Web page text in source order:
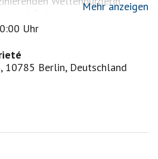
und Swing, interessanten und
– und natürlich, wie kann es
mit hervorragender
Pause
seatmap?
Mehr anzeigen
Uhr
10785 Berlin, Deutschland